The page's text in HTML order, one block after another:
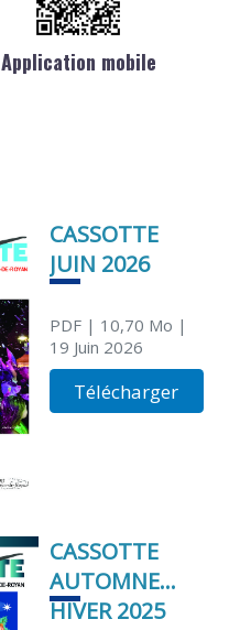
Application mobile
CASSOTTE
JUIN 2026
PDF| 10,70 Mo |
19 Juin 2026
Télécharger
CASSOTTE
AUTOMNE
HIVER 2025